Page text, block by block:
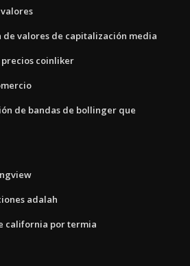
valores de capitalización media
coinliker
de bandas de bollinger que
adalah
california por termia